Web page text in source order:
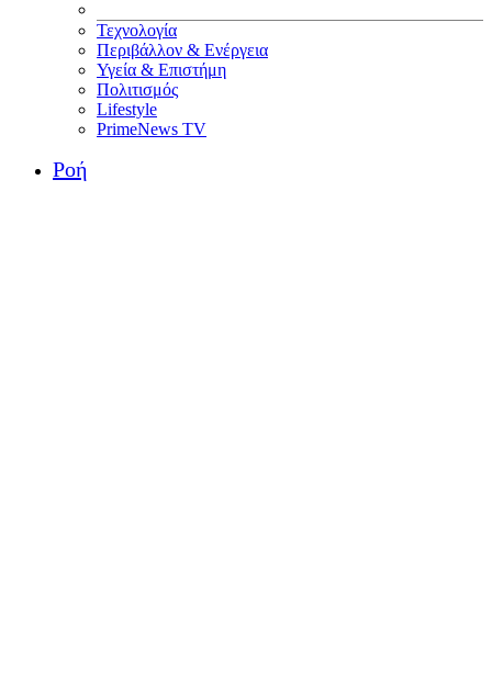
Τεχνολογία
Περιβάλλον & Ενέργεια
Υγεία & Επιστήμη
Πολιτισμός
Lifestyle
PrimeNews TV
Ροή